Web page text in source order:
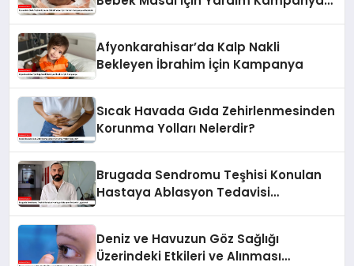
Afyonkarahisar’da Kalp Nakli
Bekleyen İbrahim İçin Kampanya
Sıcak Havada Gıda Zehirlenmesinden
Korunma Yolları Nelerdir?
Brugada Sendromu Teşhisi Konulan
Hastaya Ablasyon Tedavisi
Deniz ve Havuzun Göz Sağlığı
Üzerindeki Etkileri ve Alınması